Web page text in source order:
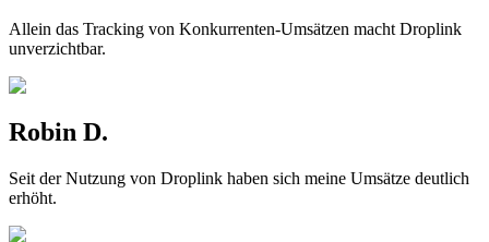
Allein das Tracking von Konkurrenten-Umsätzen macht Droplink
unverzichtbar.
Robin D.
Seit der Nutzung von Droplink haben sich meine Umsätze deutlich
erhöht.